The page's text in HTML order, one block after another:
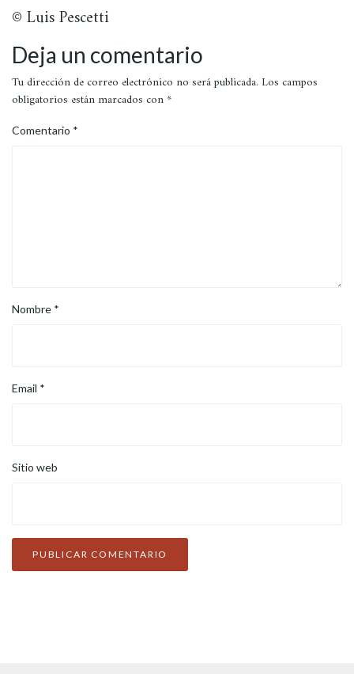
© Luis Pescetti
Deja un comentario
Tu dirección de correo electrónico no será publicada. Los campos
obligatorios están marcados con *
Comentario *
Nombre *
Email *
Sitio web